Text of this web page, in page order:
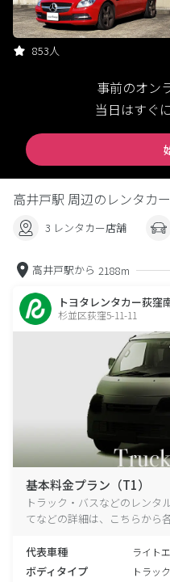
853人
事前のオン
当日はすぐ
高井戸駅 周辺のレンタカ
3 レンタカー店舗
高井戸駅から 2188m
トヨタレンタカー荻窪
杉並区荻窪5-11-11
基本料金プラン（T1）
トラック・バスなどのレンタ
てなどの詳細は、こちらから
代表車種 ライト
ボディタイプ トラッ